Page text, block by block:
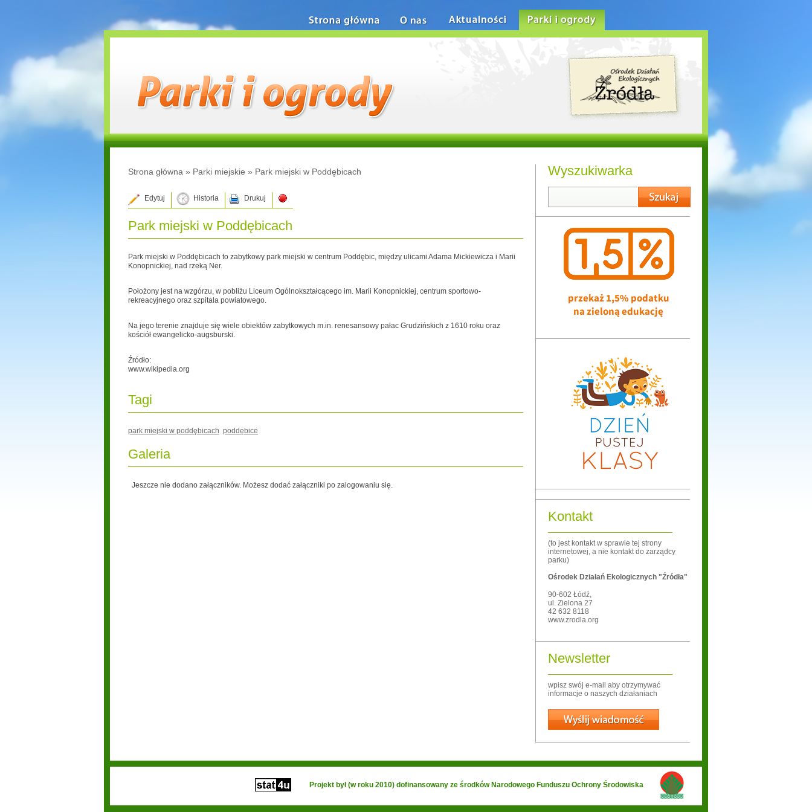
Strona główna » Parki miejskie » Park miejski w Poddębicach
Edytuj Historia Drukuj
Park miejski w Poddębicach
Park miejski w Poddębicach to zabytkowy park miejski w centrum Poddębic, między ulicami Adama Mickiewicza i Marii
Konopnickiej, nad rzeką Ner.
Położony jest na wzgórzu, w pobliżu Liceum Ogólnokształcącego im. Marii Konopnickiej, centrum sportowo-
rekreacyjnego oraz szpitala powiatowego.
Na jego terenie znajduje się wiele obiektów zabytkowych m.in. renesansowy pałac Grudzińskich z 1610 roku oraz
kościół ewangelicko-augsburski.
Źródło:
www.wikipedia.org
Tagi
park miejski w poddębicach poddębice
Galeria
Jeszcze nie dodano załączników. Możesz dodać załączniki po zalogowaniu się.
Wyszukiwarka
Kontakt
(to jest kontakt w sprawie tej strony
internetowej, a nie kontakt do zarządcy
parku)
Ośrodek Działań Ekologicznych "Źródła"
90-602 Łódź,
ul. Zielona 27
42 632 8118
www.zrodla.org
Newsletter
wpisz swój e-mail aby otrzymywać
informacje o naszych działaniach
Wyślij
Strona główna O nas Aktualności Parki i ogrody
Projekt był (w roku 2010) dofinansowany ze środków Narodowego Funduszu Ochrony Środowiska